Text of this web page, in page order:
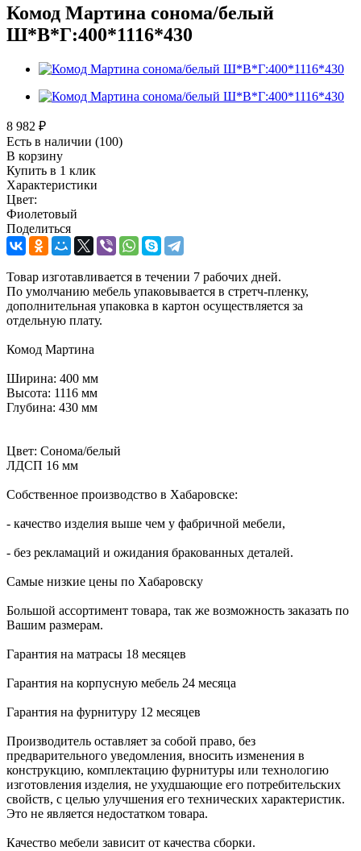
Комод Мартина сонома/белый
Ш*В*Г:400*1116*430
8 982 ₽
Есть в наличии (100)
В корзину
Купить в 1 клик
Характеристики
Цвет:
Фиолетовый
Поделиться
Товар изготавливается в течении 7 рабочих дней.
По умолчанию мебель упаковывается в стретч-пленку,
дополнительная упаковка в картон осуществляется за
отдельную плату.
Комод Мартина
Ширина: 400 мм
Высота: 1116 мм
Глубина: 430 мм
Цвет: Сонома/белый
ЛДСП 16 мм
Собственное производство в Хабаровске:
- качество изделия выше чем у фабричной мебели,
- без рекламаций и ожидания бракованных деталей.
Самые низкие цены по Хабаровску
Большой ассортимент товара, так же возможность заказать по
Вашим размерам.
Гарантия на матрасы 18 месяцев
Гарантия на корпусную мебель 24 месяца
Гарантия на фурнитуру 12 месяцев
Производитель оставляет за собой право, без
предварительного уведомления, вносить изменения в
конструкцию, комплектацию фурнитуры или технологию
изготовления изделия, не ухудшающие его потребительских
свойств, с целью улучшения его технических характеристик.
Это не является недостатком товара.
Качество мебели зависит от качества сборки.